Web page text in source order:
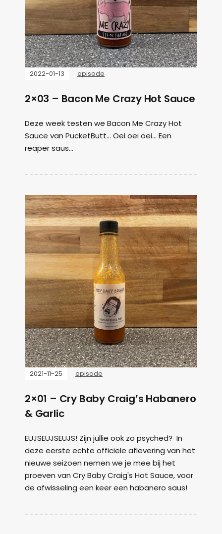
2022-01-13 episode
2×03 – Bacon Me Crazy Hot Sauce
Deze week testen we Bacon Me Crazy Hot
Sauce van PucketButt... Oei oei oei... Een
reaper saus...
2021-11-25 episode
2×01 – Cry Baby Craig’s Habanero
& Garlic
EUJSEUJSEUJS! Zijn jullie ook zo psyched? In
deze eerste echte officiële aflevering van het
nieuwe seizoen nemen we je mee bij het
proeven van Cry Baby Craig's Hot Sauce, voor
de afwisseling een keer een habanero saus!